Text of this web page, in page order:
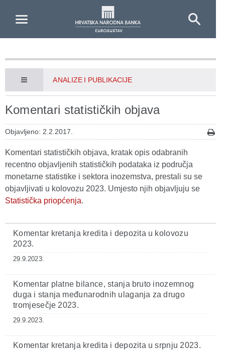
ANALIZE I PUBLIKACIJE
Komentari statističkih objava
Objavljeno: 2.2.2017.
Komentari statističkih objava, kratak opis odabranih
recentno objavljenih statističkih podataka iz područja
monetarne statistike i sektora inozemstva, prestali su se
objavljivati u kolovozu 2023. Umjesto njih objavljuju se
Statistička priopćenja.
Komentar kretanja kredita i depozita u kolovozu
2023.
29.9.2023.
Komentar platne bilance, stanja bruto inozemnog
duga i stanja međunarodnih ulaganja za drugo
tromjesečje 2023.
29.9.2023.
Komentar kretanja kredita i depozita u srpnju 2023.